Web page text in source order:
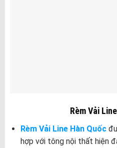
Rèm Vải
Rèm Vải Line Hàn Quốc
hợp với tông nội thất hiện